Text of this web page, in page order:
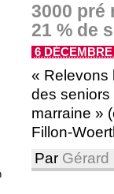
3000 pré
21 % de
6
« Relevons
des seniors
marraine »
Fillon-
Par Gérard